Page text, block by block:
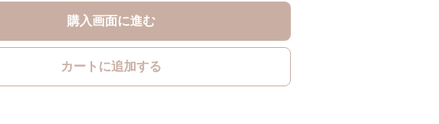
購入画面に進む
カートに追加する